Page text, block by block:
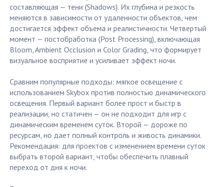
составляющая — тени (Shadows). Их глубина и резкость
меняются в зависимости от удаленности объектов, чем
достигается эффект объема и реалистичности. Четвертый
момент — постобработка (Post Processing), включающая
Bloom, Ambient Occlusion и Color Grading, что формирует
визуальное восприятие и усиливает эффект ночи.
Сравним популярные подходы: мягкое освещение с
использованием Skybox против полностью динамического
освещения. Первый вариант более прост и быстр в
реализации, но статичен — он не подходит для игр с
динамическим временем суток. Второй — дороже по
ресурсам, но дает полный контроль и живость динамики.
Рекомендация: для проектов с изменением времени суток
выбрать второй вариант, чтобы обеспечить плавный
переход от дня к ночи.